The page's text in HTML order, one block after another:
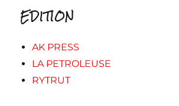
EDITION
AK PRESS
LA PETROLEUSE
RYTRUT